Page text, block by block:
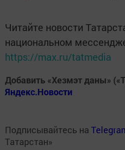
Читайте новости
национальном
https://max.ru/tatmedia
Добавить «Хезмэт даны»
Яндекс.Новости
Подписывайтесь на
Татарстан»